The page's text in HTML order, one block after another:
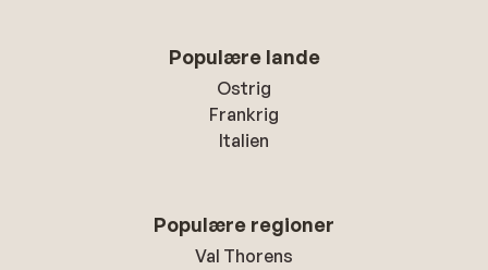
Populære lande
Ostrig
Frankrig
Italien
Populære regioner
Val Thorens